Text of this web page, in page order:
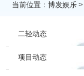
当前位置： 博发娱乐 >
二轻动态
项目动态